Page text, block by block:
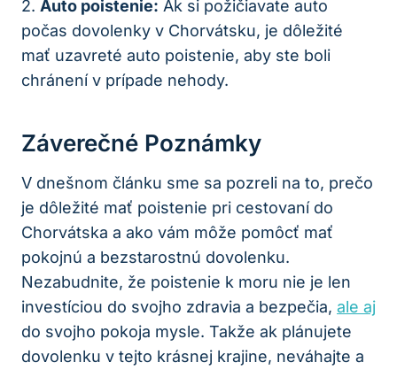
2. Auto poistenie: Ak si požičiavate auto
počas dovolenky v Chorvátsku, je dôležité
mať uzavreté auto poistenie, aby ste boli
chránení v prípade nehody.
Záverečné Poznámky
V dnešnom článku sme sa pozreli na to, prečo
je dôležité mať poistenie pri cestovaní do
Chorvátska a ako vám môže pomôcť mať
pokojnú a bezstarostnú dovolenku.
Nezabudnite, že poistenie k moru nie je len
investíciou do svojho zdravia a bezpečia, ale aj
do svojho pokoja mysle. Takže ak plánujete
dovolenku v tejto krásnej krajine, neváhajte a